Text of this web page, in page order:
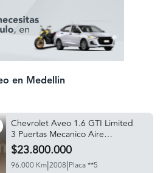
en Medellin
Chevrolet Aveo 1.6 GTI Limited
3 Puertas Mecanico Aire
Acondicionado
$23.800.000
96.000 Km|2008|Placa **5